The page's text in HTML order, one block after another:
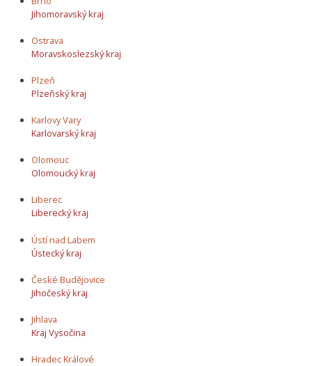
Jihomoravský kraj
Ostrava
Moravskoslezský kraj
Plzeň
Plzeňský kraj
Karlovy Vary
Karlovarský kraj
Olomouc
Olomoucký kraj
Liberec
Liberecký kraj
Ústí nad Labem
Ústecký kraj
České Budějovice
Jihočeský kraj
Jihlava
Kraj Vysočina
Hradec Králové